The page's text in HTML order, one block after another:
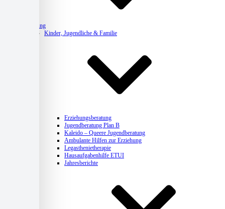
Beratung
Kinder, Jugendliche & Familie
Erziehungsberatung
Jugendberatung Plan B
Kaleido – Queere Jugendberatung
Ambulante Hilfen zur Erziehung
Legasthenietherapie
Hausaufgabenhilfe ETUI
Jahresberichte